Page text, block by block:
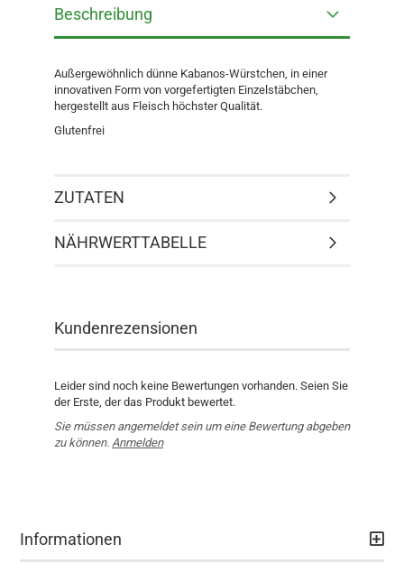
Beschreibung
Außergewöhnlich dünne Kabanos-Würstchen, in einer
innovativen Form von vorgefertigten Einzelstäbchen,
hergestellt aus Fleisch höchster Qualität.
Glutenfrei
ZUTATEN
NÄHRWERTTABELLE
Kundenrezensionen
Leider sind noch keine Bewertungen vorhanden. Seien Sie
der Erste, der das Produkt bewertet.
Sie müssen angemeldet sein um eine Bewertung abgeben
zu können. Anmelden
Informationen